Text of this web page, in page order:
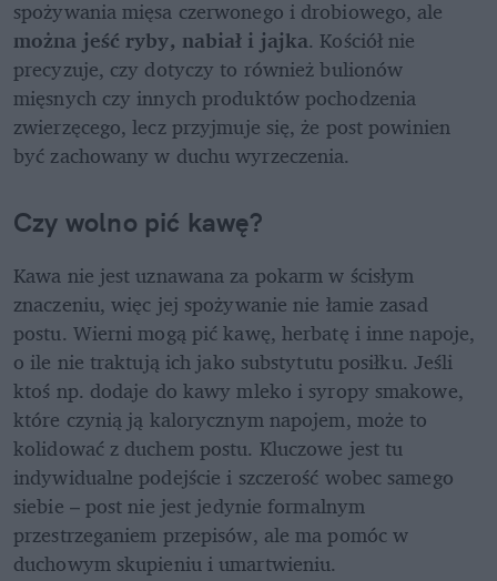
można jeść ryby, nabiał i jajka. Kościół nie
precyzuje, czy dotyczy to również bulionów
mięsnych czy innych produktów pochodzenia
zwierzęcego, lecz przyjmuje się, że post powinien
być zachowany w duchu wyrzeczenia.
Czy wolno pić kawę?
Kawa nie jest uznawana za pokarm w ścisłym
znaczeniu, więc jej spożywanie nie łamie zasad
postu. Wierni mogą pić kawę, herbatę i inne napoje,
o ile nie traktują ich jako substytutu posiłku. Jeśli
ktoś np. dodaje do kawy mleko i syropy smakowe,
które czynią ją kalorycznym napojem, może to
kolidować z duchem postu. Kluczowe jest tu
indywidualne podejście i szczerość wobec samego
siebie – post nie jest jedynie formalnym
przestrzeganiem przepisów, ale ma pomóc w
duchowym skupieniu i umartwieniu.